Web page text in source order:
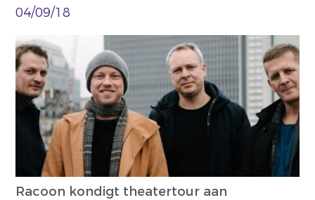
04/09/18
Racoon kondigt theatertour aan